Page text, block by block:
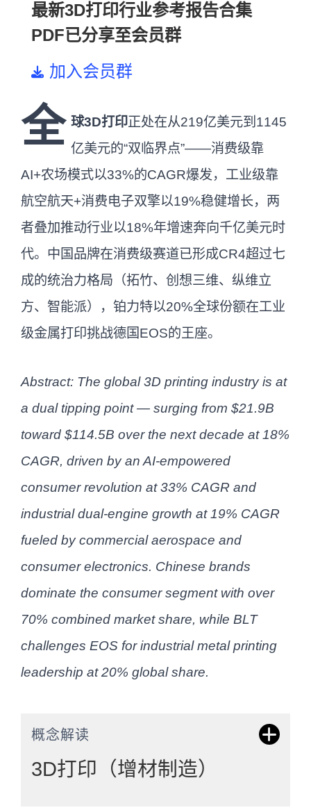
最新3D打印行业参考报告合集
PDF已分享至会员群
加入会员群
全 球3D打印正处在从219亿美元到1145
亿美元的“双临界点”——消费级靠
AI+农场模式以33%的CAGR爆发，工业级靠
航空航天+消费电子双擎以19%稳健增长，两
者叠加推动行业以18%年增速奔向千亿美元时
代。中国品牌在消费级赛道已形成CR4超过七
成的统治力格局（拓竹、创想三维、纵维立
方、智能派），铂力特以20%全球份额在工业
级金属打印挑战德国EOS的王座。
Abstract: The global 3D printing industry is at
a dual tipping point — surging from $21.9B
toward $114.5B over the next decade at 18%
CAGR, driven by an AI-empowered
consumer revolution at 33% CAGR and
industrial dual-engine growth at 19% CAGR
fueled by commercial aerospace and
consumer electronics. Chinese brands
dominate the consumer segment with over
70% combined market share, while BLT
challenges EOS for industrial metal printing
leadership at 20% global share.
概念解读
3D打印（增材制造）